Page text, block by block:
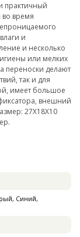
практичный
время
и
и несколько
или мелких
переноски делают
так и для
имеет большое
внешний
27Х18Х10
Синий,